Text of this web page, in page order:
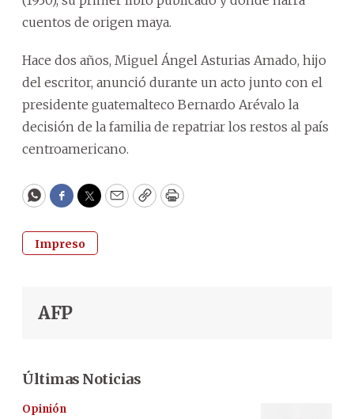
cuentos de origen maya.
Hace dos años, Miguel Ángel Asturias Amado, hijo
del escritor, anunció durante un acto junto con el
presidente guatemalteco Bernardo Arévalo la
decisión de la familia de repatriar los restos al país
centroamericano.
WhatsApp
Facebook
Twitter
EmailCopyPrint
Impreso
AFP
Últimas Noticias
Opinión